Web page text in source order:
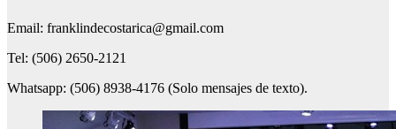
Email: franklindecostarica@gmail.com
Tel: (506) 2650-2121
Whatsapp: (506) 8938-4176 (Solo mensajes de texto).